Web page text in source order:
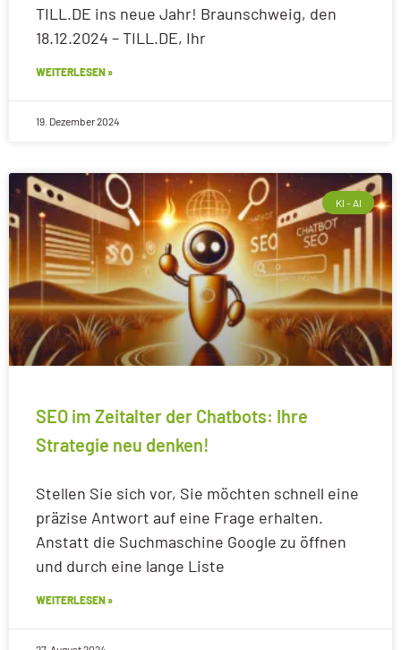
TILL.DE ins neue Jahr! Braunschweig, den
18.12.2024 – TILL.DE, Ihr
WEITERLESEN »
19. Dezember 2024
KI - AI
SEO im Zeitalter der Chatbots: Ihre
Strategie neu denken!
Stellen Sie sich vor, Sie möchten schnell eine
präzise Antwort auf eine Frage erhalten.
Anstatt die Suchmaschine Google zu öffnen
und durch eine lange Liste
WEITERLESEN »